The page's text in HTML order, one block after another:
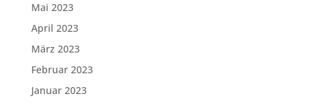
Mai 2023
April 2023
März 2023
Februar 2023
Januar 2023